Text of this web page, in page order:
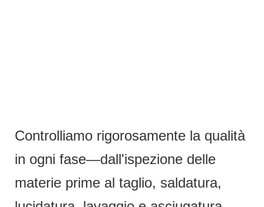
Controlliamo rigorosamente la qualità
in ogni fase—dall'ispezione delle
materie prime al taglio, saldatura,